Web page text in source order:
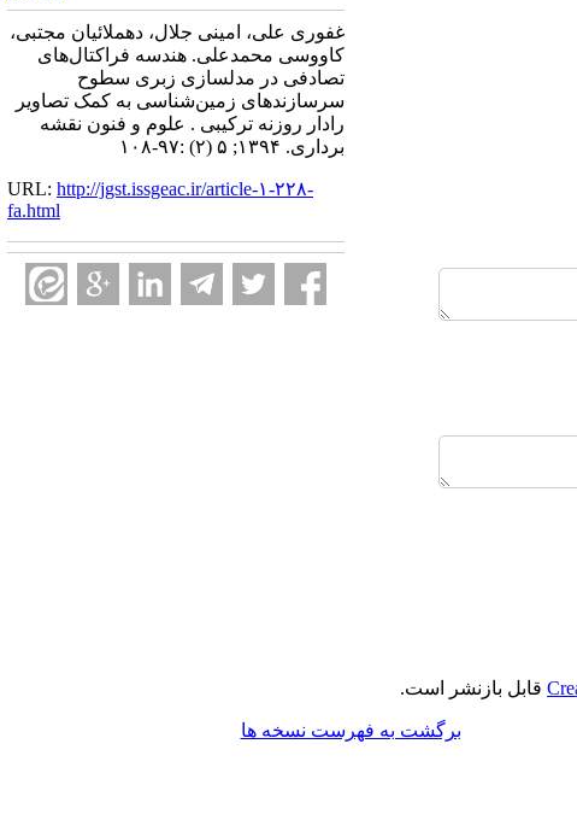
غفوری علی، امینی جلال، دهملائیان مجتبی،
کاووسی محمدعلی. هندسه فراکتال‌های
تصادفی در مدلسازی زبری سطوح
سرسازندهای زمین‌شناسی به کمک تصاویر
رادار روزنه ترکیبی . علوم و فنون نقشه
برداری. ۱۳۹۴; ۵ (۲) :۹۷-۱۰۸
URL: http://jgst.issgeac.ir/article-۱-۲۲۸-
fa.html
قابل بازنشر است.
برگشت به فهرست نسخه ها